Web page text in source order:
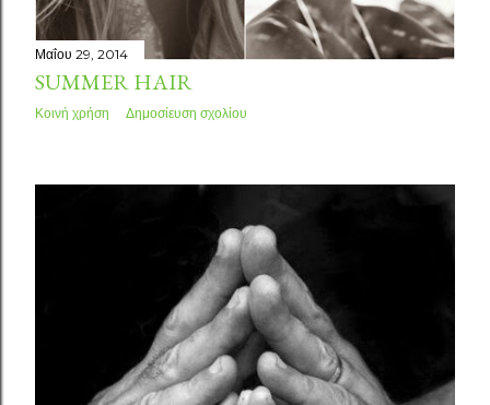
Μαΐου 29, 2014
SUMMER HAIR
Κοινή χρήση Δημοσίευση σχολίου